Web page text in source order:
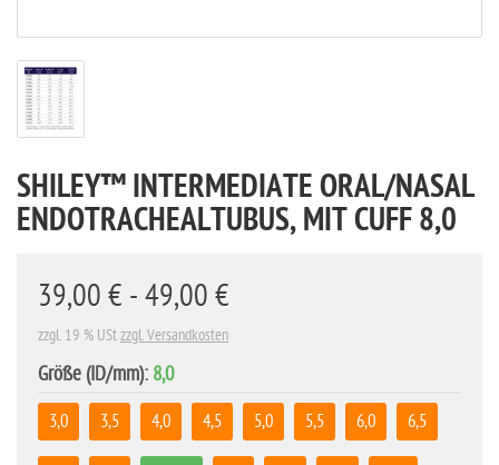
SHILEY™ INTERMEDIATE ORAL/NASAL
ENDOTRACHEALTUBUS, MIT CUFF 8,0
39,00 € - 49,00 €
zzgl. 19 % UStzzgl. Versandkosten
Größe (ID/mm): 8,0
3,0 3,5 4,0 4,5 5,0 5,5 6,0 6,5